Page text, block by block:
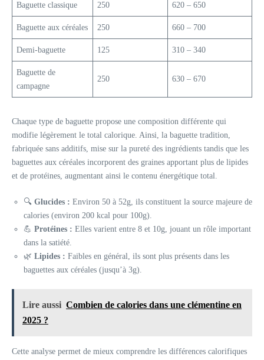
Baguette classique 250 620 – 650
Baguette aux céréales 250 660 – 700
Demi-baguette 125 310 – 340
Baguette de
campagne
250 630 – 670
Chaque type de baguette propose une composition différente qui
modifie légèrement le total calorique. Ainsi, la baguette tradition,
fabriquée sans additifs, mise sur la pureté des ingrédients tandis que les
baguettes aux céréales incorporent des graines apportant plus de lipides
et de protéines, augmentant ainsi le contenu énergétique total.
🔍 Glucides : Environ 50 à 52g, ils constituent la source majeure de
calories (environ 200 kcal pour 100g).
💪 Protéines : Elles varient entre 8 et 10g, jouant un rôle important
dans la satiété.
🌿 Lipides : Faibles en général, ils sont plus présents dans les
baguettes aux céréales (jusqu’à 3g).
Lire aussi Combien de calories dans une clémentine en
2025 ?
Cette analyse permet de mieux comprendre les différences calorifiques